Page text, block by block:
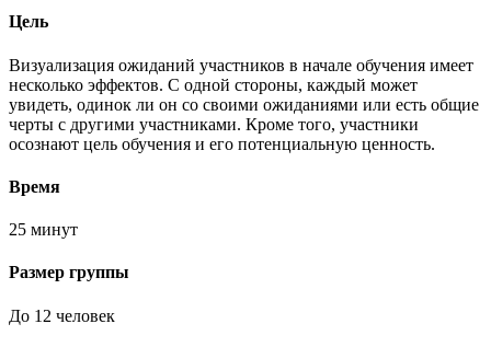
Цель
Визуализация ожиданий участников в начале обучения имеет
несколько эффектов. С одной стороны, каждый может
увидеть, одинок ли он со своими ожиданиями или есть общие
черты с другими участниками. Кроме того, участники
осознают цель обучения и его потенциальную ценность.
Время
25 минут
Размер группы
До 12 человек